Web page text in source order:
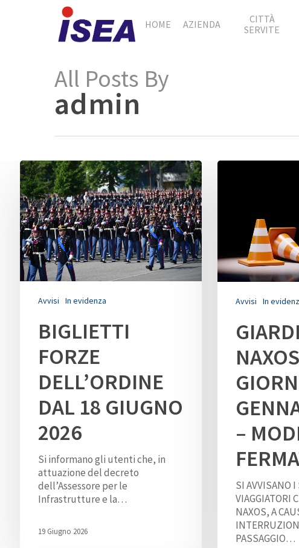
Hit enter to search or ESC to close
HOME AZIENDA
CITTÀ
SERVITE
All Posts By
admin
Avvisi In evidenza
BIGLIETTI
FORZE
DELL’ORDINE
DAL 18 GIUGNO
2026
Si informano gli utenti che, in
attuazione del decreto
dell’Assessore per le
Infrastrutture e la…
19 Giugno 2026
Avvisi In
–
SI AVVISANO I
VIAGGIATORI
NAXOS, A
PASSAGGIO…